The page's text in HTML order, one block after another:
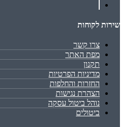
שירות לקוחות
צרו קשר
מפת האתר
תקנון
מדיניות הפרטיות
החזרות והחלפות
הצהרת נגישות
נוהל ביטול עסקה
ביטולים